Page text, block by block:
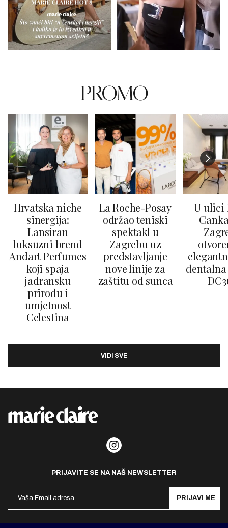
PROMO
Hrvatska niche
sinergija:
Lansiran
luksuzni brend
Andart Perfumes
koji spaja
jadransku
prirodu i
umjetnost
Celestina
La Roche-Posay
održao teniski
spektakl u
Zagrebu uz
predstavljanje
nove linije za
zaštitu od sunca
U ulici
VIDI SVE
PRIJAVITE SE NA NAŠ NEWSLETTER
PRIJAVI ME